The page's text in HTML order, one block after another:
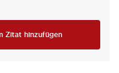
Zitat hinzufügen